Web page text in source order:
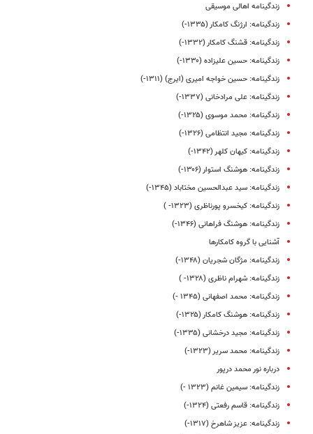
زندگینامه اهالی موسیقی
زندگینامه: ارژنگ کامکار (۱۳۳۵-)
زندگینامه: قشنگ کامکار (۱۳۳۲-)
زندگینامه: حسین علیزاده (۱۳۳۰-)
زندگینامه: حسین خواجه امیری (ایرج) (۱۳۱۱-)
زندگینامه: علی مرادخانی (۱۳۳۷-)
زندگینامه: محمد موسوی (۱۳۲۵-)
زندگینامه: مجید انتظامی (۱۳۲۶-)
زندگینامه: کیهان کلهر (۱۳۴۲-)
زندگینامه: هوشنگ استوار (۱۳۰۶-)
زندگینامه: سید عبدالحسین مختاباد (۱۳۴۵-)
زندگینامه: کیخسرو پورناظری (۱۳۲۳- )
زندگینامه: هوشنگ فراهانی (۱۳۴۶-)
آشنایی با گروه کامکارها
زندگینامه: مژگان شجریان (۱۳۴۸-)
زندگینامه: شهرام ناظری (۱۳۲۸- )
زندگینامه: محمد اصفهانی (۱۳۴۵ -)
زندگینامه: هوشنگ کامکار (۱۳۲۵-)
زندگینامه: مجید درخشانی (۱۳۳۵-)
زندگینامه: محمد سریر (۱۳۲۳-)
درباره نور محمد درپور
زندگینامه: سیمین غانم (۱۳۲۳ -)
زندگینامه: قاسم رفعتی (۱۳۲۴-)
زندگینامه‌: عزیز شاهرخ (۱۳۱۷-)